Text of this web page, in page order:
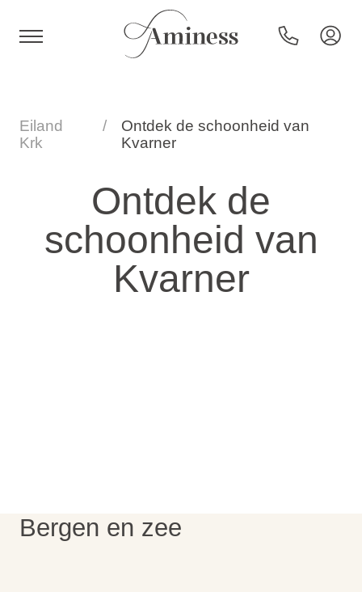
Hotels en resorts
Campings
Speciale aanbiedingen
Ami Loyalty programma
Eiland
Krk
Ontdek de schoonheid van
Kvarner
Ontdek de
schoonheid van
Kvarner
Bergen en zee